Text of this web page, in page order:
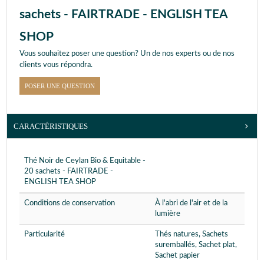
sachets - FAIRTRADE - ENGLISH TEA
SHOP
Vous souhaitez poser une question? Un de nos experts ou de nos
clients vous répondra.
POSER UNE QUESTION
CARACTÉRISTIQUES
Thé Noir de Ceylan Bio & Equitable -
20 sachets - FAIRTRADE -
ENGLISH TEA SHOP
Conditions de conservation
À l'abri de l'air et de la
lumière
Particularité
Thés natures, Sachets
suremballés, Sachet plat,
Sachet papier